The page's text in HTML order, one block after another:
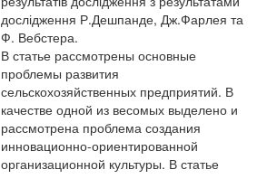
дослідження Р.Дешпанде, Дж.Фарлея та
Ф. Вебстера.
В статье рассмотрены основные
проблемы развития
сельскохозяйственных предприятий. В
качестве одной из весомых выделено и
рассмотрена проблема создания
инновационно-ориентированной
организационной культуры. В статье